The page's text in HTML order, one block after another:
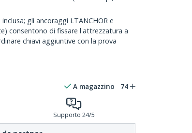
gli ancoraggi LTANCHOR e
consentono di fissare l'attrezzatura a
chiavi aggiuntive con la prova
A magazzino 74
Supporto 24/5